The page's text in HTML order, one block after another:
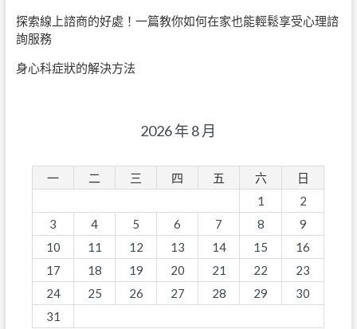
探索線上諮商的好處！一篇教你如何在家也能輕鬆享受心理諮
詢服務
身心科症狀的解決方法
2026 年 8 月
一 二 三 四 五 六
日
1
2
3
4 5 6 7 8
9
10
11 12 13 14 15
16
17
18 19 20 21 22
23
24
25 26 27 28 29
30
31